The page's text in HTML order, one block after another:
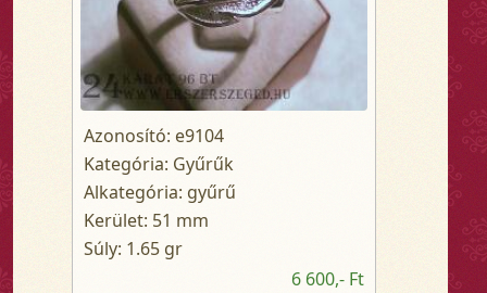
Azonosító: e9104
Kategória: Gyűrűk
Alkategória: gyűrű
Kerület: 51 mm
Súly: 1.65 gr
6 600,- Ft